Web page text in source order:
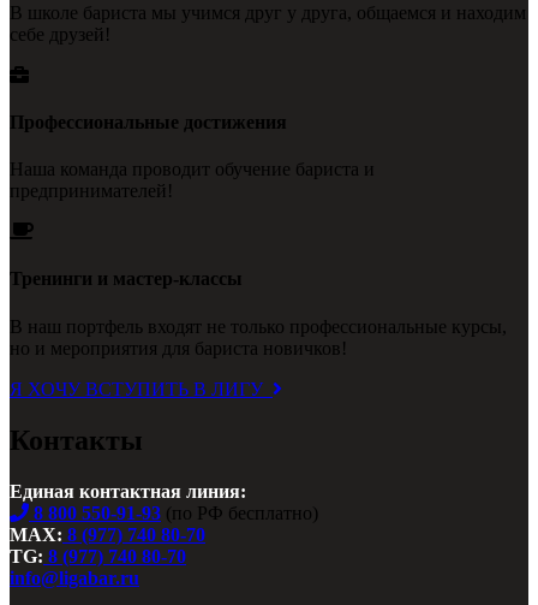
В школе бариста мы учимся друг у друга, общаемся и находим
себе друзей!
Профессиональные достижения
Наша команда проводит обучение бариста и
предпринимателей!
Тренинги и мастер-классы
В наш портфель входят не только профессиональные курсы,
но и мероприятия для бариста новичков!
Я ХОЧУ ВСТУПИТЬ В ЛИГУ
Контакты
Единая контактная линия:
8 800 550-91-93 (по РФ бесплатно)
MAX: 8 (977) 740 80-70
TG: 8 (977) 740 80-70
info@ligabar.ru